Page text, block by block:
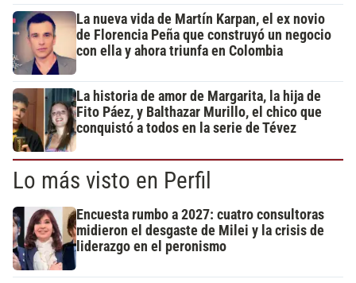
La nueva vida de Martín Karpan, el ex novio
de Florencia Peña que construyó un negocio
con ella y ahora triunfa en Colombia
La historia de amor de Margarita, la hija de
Fito Páez, y Balthazar Murillo, el chico que
conquistó a todos en la serie de Tévez
Lo más visto en Perfil
Encuesta rumbo a 2027: cuatro consultoras
midieron el desgaste de Milei y la crisis de
liderazgo en el peronismo